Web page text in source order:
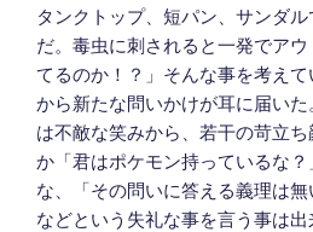
タンクトップ、短パン、サンダ
だ。毒虫に刺されると一発でア
てるのか！？」そんな事を考え
から新たな問いかけが耳に届い
は不敵な笑みから、若干の苛立
か「君はポケモン持っているな
な、「その問いに答える義理は無
などという失礼な事を言う事は